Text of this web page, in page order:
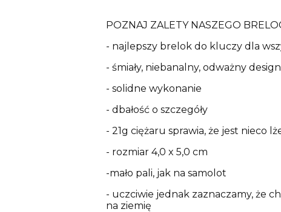
POZNAJ ZALETY NASZEGO
- najlepszy brelok do kluczy dla
- śmiały, niebanalny, odważny design
- solidne wykonanie
- dbałość o szczegóły
- 21g ciężaru sprawia, że jest nieco
- rozmiar 4,0 x 5,0 cm
-mało pali, jak na samolot
- uczciwie jednak zaznaczamy, że
na ziemię